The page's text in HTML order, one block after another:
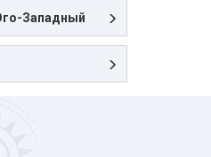
Западный